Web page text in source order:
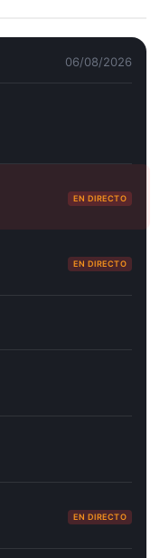
06/08/2026
EN DIRECTO
EN DIRECTO
EN DIRECTO